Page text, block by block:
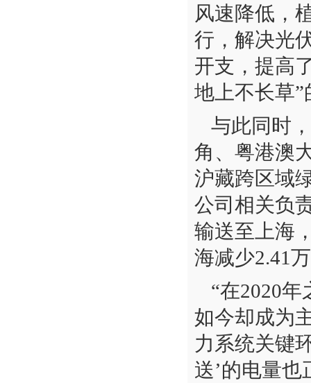
风速降低，
行，解决光
开支，提高
地上不长草
与此同时
角、粤港澳
沪藏跨区域
公司相关负
输送至上海
海减少2.41
“在2020
如今却成为
力系统关键
送’的电量